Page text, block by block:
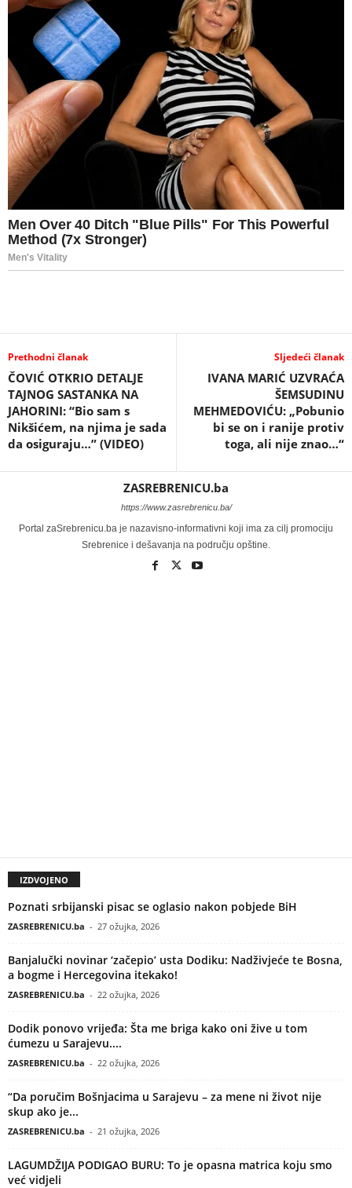
Prethodni članak
ČOVIĆ OTKRIO DETALJE
TAJNOG SASTANKA NA
JAHORINI: “Bio sam s
Nikšićem, na njima je sada
da osiguraju…” (VIDEO)
Sljedeći članak
IVANA MARIĆ UZVRAĆA
ŠEMSUDINU
MEHMEDOVIĆU: „Pobunio
bi se on i ranije protiv
toga, ali nije znao…“
ZASREBRENICU.ba
https://www.zasrebrenicu.ba/
Portal zaSrebrenicu.ba je nazavisno-informativni koji ima za cilj promociju
Srebrenice i dešavanja na području opštine.
IZDVOJENO
Poznati srbijanski pisac se oglasio nakon pobjede BiH
ZASREBRENICU.ba - 27 ožujka, 2026
Banjalučki novinar ‘začepio’ usta Dodiku: Nadživjeće te Bosna,
a bogme i Hercegovina itekako!
ZASREBRENICU.ba - 22 ožujka, 2026
Dodik ponovo vrijeđa: Šta me briga kako oni žive u tom
ćumezu u Sarajevu....
ZASREBRENICU.ba - 22 ožujka, 2026
“Da poručim Bošnjacima u Sarajevu – za mene ni život nije
skup ako je...
ZASREBRENICU.ba - 21 ožujka, 2026
LAGUMDŽIJA PODIGAO BURU: To je opasna matrica koju smo
već vidjeli